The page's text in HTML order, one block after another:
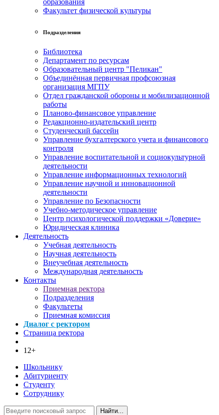
образования
Факультет физической культуры
Подразделения
Библиотека
Департамент по ресурсам
Образовательный центр "Пеликан"
Объединённая первичная профсоюзная
организация МГПУ
Отдел гражданской обороны и мобилизационной
работы
Планово-финансовое управление
Редакционно-издательский центр
Студенческий бассейн
Управление бухгалтерского учета и финансового
контроля
Управление воспитательной и социокультурной
деятельности
Управление информационных технологий
Управление научной и инновационной
деятельности
Управление по Безопасности
Учебно-методическое управление
Центр психологической поддержки «Доверие»
Юридическая клиника
Деятельность
Учебная деятельность
Научная деятельность
Внеучебная деятельность
Международная деятельность
Контакты
Приемная ректора
Подразделения
Факультеты
Приемная комиссия
Диалог с ректором
Страница ректора
12+
Школьнику
Абитуриенту
Студенту
Сотруднику
Найти...